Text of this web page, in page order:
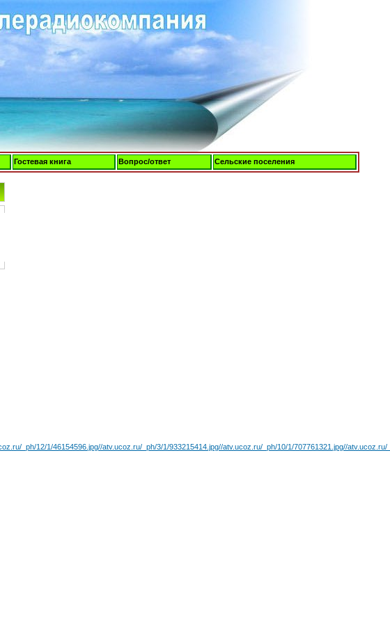
Гостевая книга Вопрос/ответ Сельские поселения
_ph/12/1/46154596.jpg//atv.ucoz.ru/_ph/3/1/933215414.jpg//atv.ucoz.ru/_ph/10/1/707761321.jpg//atv.ucoz.ru/